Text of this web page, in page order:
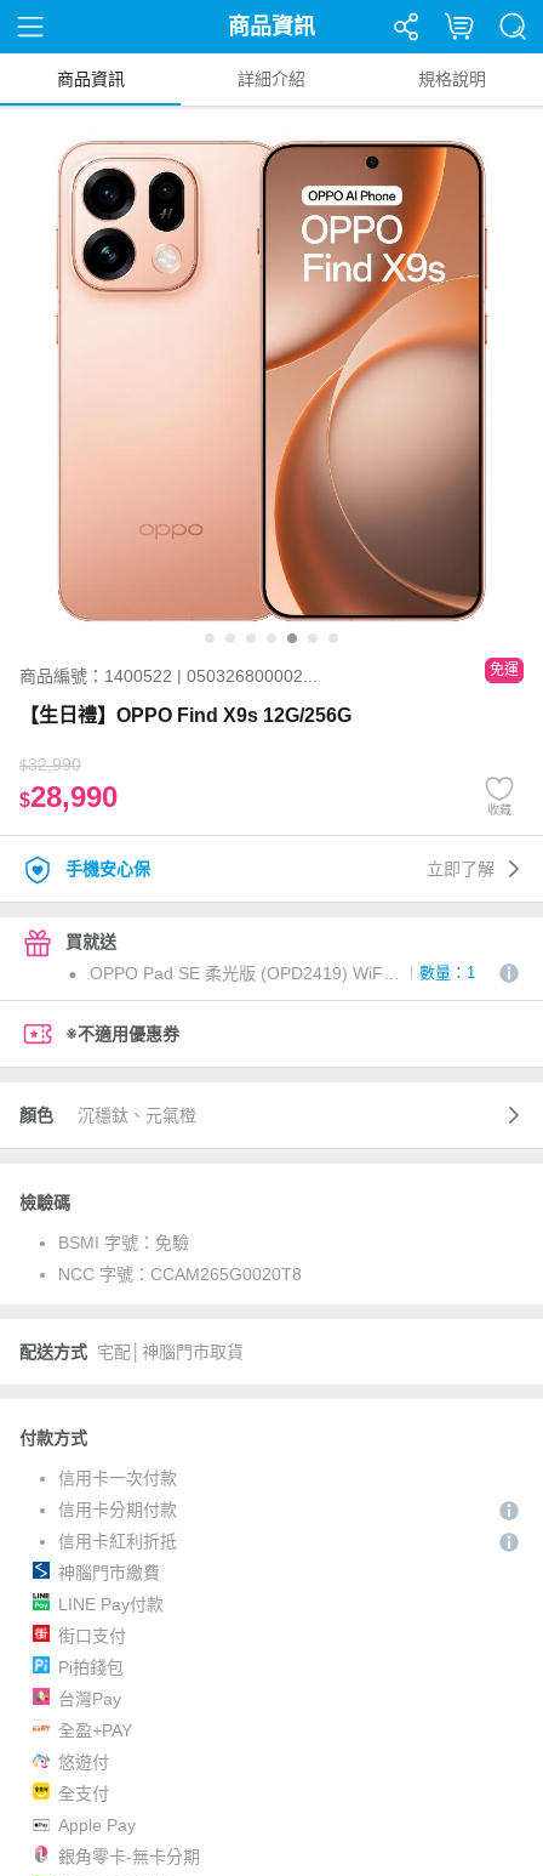
商品資訊
商品資訊 詳細介紹 規格說明
商品編號：1400522 | 050326800002... 免運
【生日禮】OPPO Find X9s 12G/256G
$32,990
$28,990 收藏
手機安心保 立即了解
買就送
OPPO Pad SE 柔光版 (OPD2419) WiFi 4G/128G 星光銀
數量：1
※不適用優惠券
顏色 沉穩鈦、元氣橙
檢驗碼
BSMI 字號： 免驗
NCC 字號： CCAM265G0020T8
配送方式 宅配│神腦門市取貨
付款方式
信用卡一次付款
信用卡分期付款
信用卡紅利折抵
神腦門市繳費
LINE Pay付款
街口支付
Pi拍錢包
台灣Pay
全盈+PAY
悠遊付
全支付
Apple Pay
銀角零卡-無卡分期